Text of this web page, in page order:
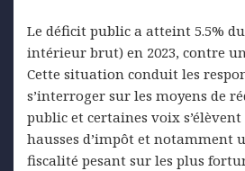
Le déficit public a atteint 5.5%
intérieur brut) en 2023, contre
Cette situation conduit les
s’interroger sur les moyens de
public et certaines voix
hausses d’impôt et notamment
fiscalité pesant sur les plus